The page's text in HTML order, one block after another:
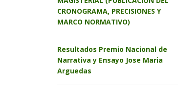
CRONOGRAMA, PRECISIONES Y
MARCO NORMATIVO)
Resultados Premio Nacional de
Narrativa y Ensayo Jose Maria
Arguedas